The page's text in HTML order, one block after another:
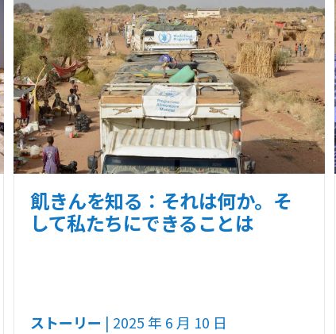
飢きんを知る：それは何か。そ
して私たちにできることは
ストーリー | 2025 年 6 月 10 日